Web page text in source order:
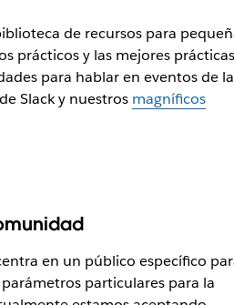
de recursos para
prácticos y las mejores prácticas
para hablar en eventos de la
Slack y nuestros magníficos
en un público específico
particulares para la